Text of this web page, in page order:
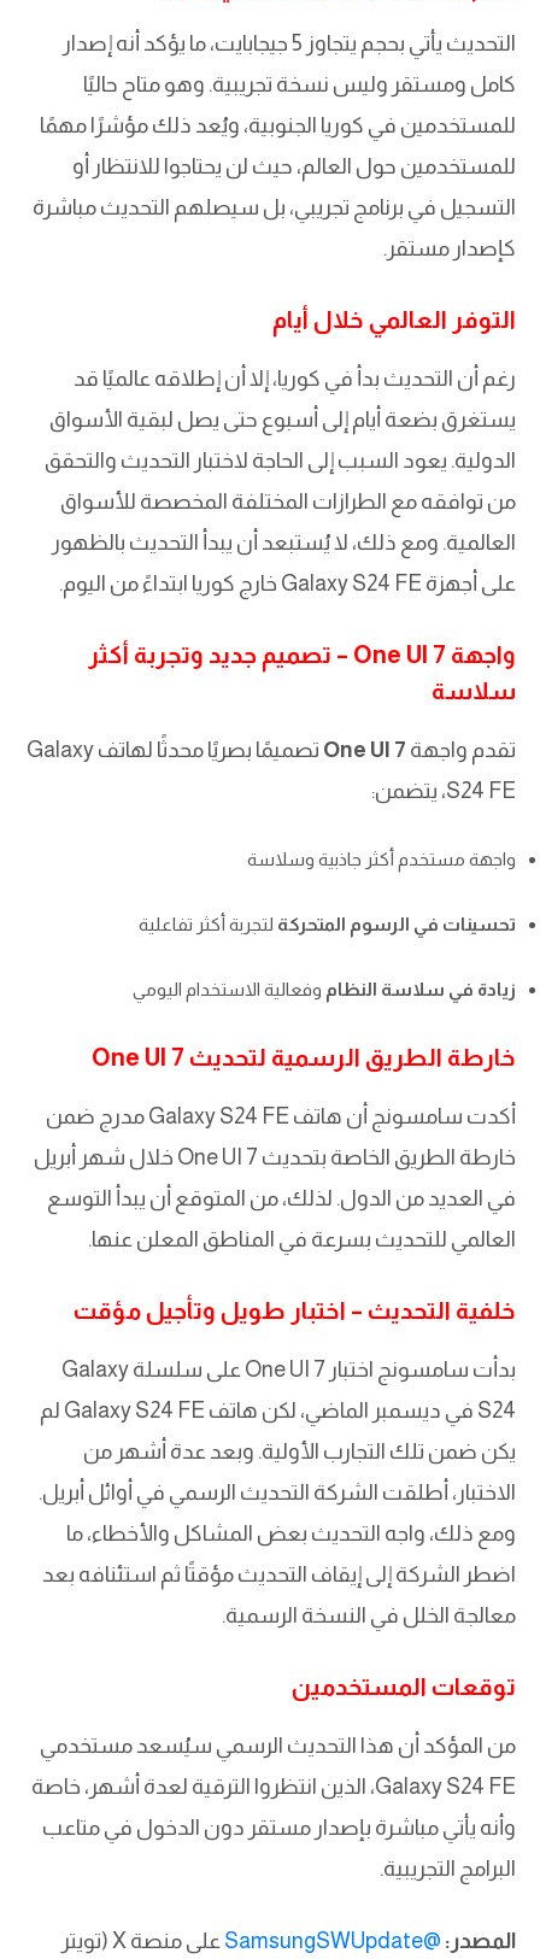
التحديث يأتي بحجم يتجاوز 5 جيجابايت، ما يؤكد أنه إصدار
كامل ومستقر وليس نسخة تجريبية. وهو متاح حاليًا
للمستخدمين في كوريا الجنوبية، ويُعد ذلك مؤشرًا مهمًا
للمستخدمين حول العالم، حيث لن يحتاجوا للانتظار أو
التسجيل في برنامج تجريبي، بل سيصلهم التحديث مباشرة
كإصدار مستقر.
التوفر العالمي خلال أيام
رغم أن التحديث بدأ في كوريا، إلا أن إطلاقه عالميًا قد
يستغرق بضعة أيام إلى أسبوع حتى يصل لبقية الأسواق
الدولية. يعود السبب إلى الحاجة لاختبار التحديث والتحقق
من توافقه مع الطرازات المختلفة المخصصة للأسواق
العالمية. ومع ذلك، لا يُستبعد أن يبدأ التحديث بالظهور
على أجهزة Galaxy S24 FE خارج كوريا ابتداءً من اليوم.
واجهة One UI 7 – تصميم جديد وتجربة أكثر
سلاسة
تقدم واجهة One UI 7
تصميمًا بصريًا محدثًا لهاتف Galaxy
S24 FE، يتضمن:
واجهة مستخدم أكثر جاذبية وسلاسة
تحسينات في الرسوم المتحركة لتجربة أكثر تفاعلية
زيادة في سلاسة النظام وفعالية الاستخدام اليومي
خارطة الطريق الرسمية لتحديث One UI 7
أكدت سامسونج أن هاتف Galaxy S24 FE مدرج ضمن
خارطة الطريق الخاصة بتحديث One UI 7 خلال شهر أبريل
في العديد من الدول. لذلك، من المتوقع أن يبدأ التوسع
العالمي للتحديث بسرعة في المناطق المعلن عنها.
خلفية التحديث – اختبار طويل وتأجيل مؤقت
بدأت سامسونج اختبار One UI 7 على سلسلة Galaxy
S24 في ديسمبر الماضي، لكن هاتف Galaxy S24 FE لم
يكن ضمن تلك التجارب الأولية. وبعد عدة أشهر من
الاختبار، أطلقت الشركة التحديث الرسمي في أوائل أبريل.
ومع ذلك، واجه التحديث بعض المشاكل والأخطاء، ما
اضطر الشركة إلى إيقاف التحديث مؤقتًا ثم استئنافه بعد
معالجة الخلل في النسخة الرسمية.
توقعات المستخدمين
من المؤكد أن هذا التحديث الرسمي سيُسعد مستخدمي
Galaxy S24 FE، الذين انتظروا الترقية لعدة أشهر، خاصة
وأنه يأتي مباشرة بإصدار مستقر دون الدخول في متاعب
البرامج التجريبية.
المصدر: @SamsungSWUpdate على منصة X (تويتر